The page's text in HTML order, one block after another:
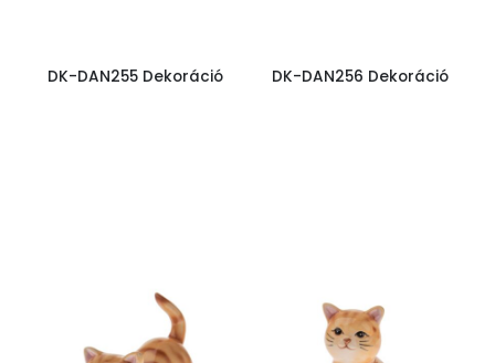
DK-DAN255 Dekoráció DK-DAN256 Dekoráció